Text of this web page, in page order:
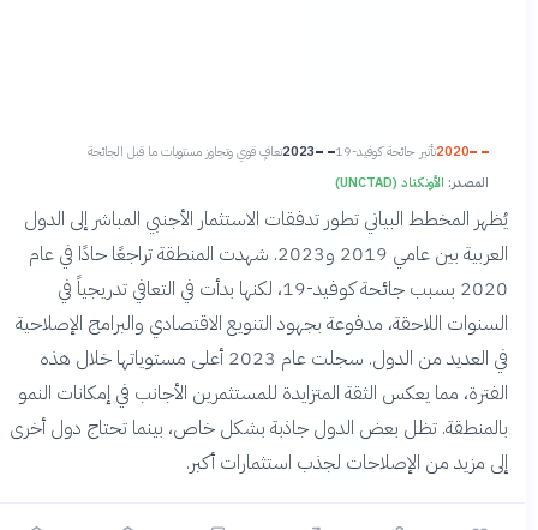
2020تأثير جائحة كوفيد-19 2023تعافٍ قوي وتجاوز مستويات ما قبل الجائحة
المصدر:الأونكتاد (UNCTAD)
يُظهر المخطط البياني تطور تدفقات الاستثمار الأجنبي المباشر إلى الدول
العربية بين عامي 2019 و2023. شهدت المنطقة تراجعًا حادًا في عام
2020 بسبب جائحة كوفيد-19، لكنها بدأت في التعافي تدريجياً في
السنوات اللاحقة، مدفوعة بجهود التنويع الاقتصادي والبرامج الإصلاحية
في العديد من الدول. سجلت عام 2023 أعلى مستوياتها خلال هذه
الفترة، مما يعكس الثقة المتزايدة للمستثمرين الأجانب في إمكانات النمو
بالمنطقة. تظل بعض الدول جاذبة بشكل خاص، بينما تحتاج دول أخرى
إلى مزيد من الإصلاحات لجذب استثمارات أكبر.